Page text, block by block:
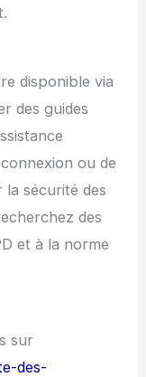
disponible via
des guides
ou de
sécurité des
des
et à la norme
sur
des-